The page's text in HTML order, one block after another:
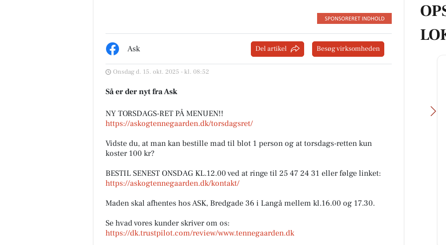
Ask Del artikel Besøg virksomheden
Onsdag d. 15. okt. 2025 - kl. 08:52
Så er der nyt fra Ask
NY TORSDAGS-RET PÅ MENUEN!!
https://askogtennegaarden.dk/torsdagsret/
Vidste du, at man kan bestille mad til blot 1 person og at torsdags-retten kun
koster 100 kr?
BESTIL SENEST ONSDAG KL.12.00 ved at ringe til 25 47 24 31 eller følge linket:
https://askogtennegaarden.dk/kontakt/
Maden skal afhentes hos ASK, Bredgade 36 i Langå mellem kl.16.00 og 17.30.
️️️️️Se hvad vores kunder skriver om os:
https://dk.trustpilot.com/review/www.tennegaarden.dk
TT CARS ApS
Vi forstår godt hvorfor du ikke kan
Space Star 😍 Det kan vi heller
Åbn opslaget
Oscar Biludlejning
Space Star 😍 Det kan vi heller